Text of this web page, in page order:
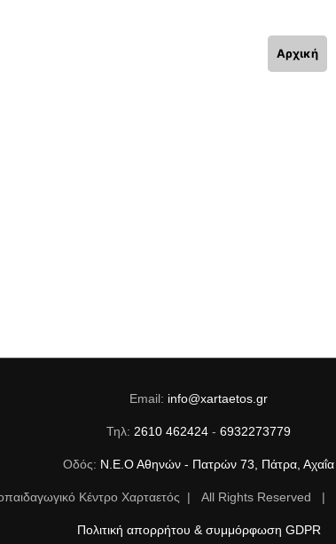
Αρχική
Email: info@xartaetos.gr
Τηλ: 2610 462424 - 6932273779
Οδός: Ν.Ε.Ο Αθηνών - Πατρών 73, Πάτρα, Αχαΐα
Κέντρο Χαρταετός | All Rights Reserved |
Πολιτική απορρήτου & συμμόρφωση GDPR